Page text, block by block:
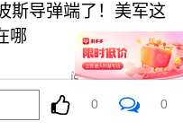
斯导弹端了！美军这
哪
阅读 7174
，把全世界都晃吐了
0 0